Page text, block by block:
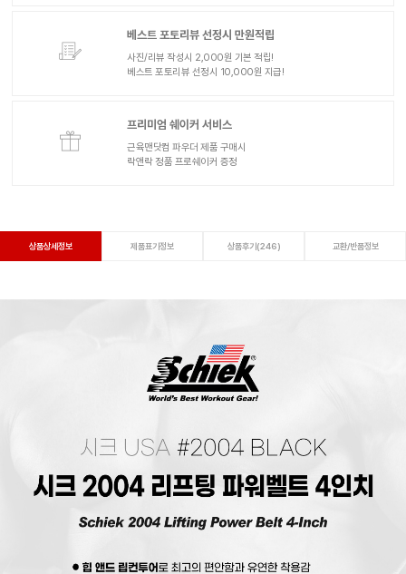
베스트 포토리뷰 선정시 만원적립
사진/리뷰 작성시 2,000원 기본 적립!
베스트 포토리뷰 선정시 10,000원 지급!
프리미엄 쉐이커 서비스
근육맨닷컴 파우더 제품 구매시
락앤락 정품 프로쉐이커 증정
상품상세정보 제품표기정보 상품후기(246) 교환/반품정보